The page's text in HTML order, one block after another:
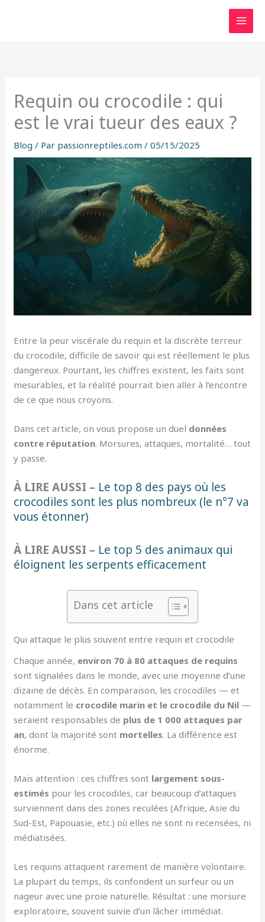
Requin ou crocodile : qui
est le vrai tueur des eaux ?
Blog / Par passionreptiles.com/05/15/2025
Entre la peur viscérale du requin et la discrète terreur
du crocodile, difficile de savoir qui est réellement le plus
dangereux. Pourtant, les chiffres existent, les faits sont
mesurables, et la réalité pourrait bien aller à l’encontre
de ce que nous croyons.
Dans cet article, on vous propose un duel données
contre réputation. Morsures, attaques, mortalité… tout
y passe.
À LIRE AUSSI – Le top 8 des pays où les
crocodiles sont les plus nombreux (le n°7 va
vous étonner)
À LIRE AUSSI – Le top 5 des animaux qui
éloignent les serpents efficacement
Dans cet article
Qui attaque le plus souvent entre requin et crocodile
Chaque année, environ 70 à 80 attaques de requins
sont signalées dans le monde, avec une moyenne d’une
dizaine de décès. En comparaison, les crocodiles — et
notamment le crocodile marin et le crocodile du Nil —
seraient responsables de plus de 1 000 attaques par
an, dont la majorité sont mortelles. La différence est
énorme.
Mais attention : ces chiffres sont largement sous-
estimés pour les crocodiles, car beaucoup d’attaques
surviennent dans des zones reculées (Afrique, Asie du
Sud-Est, Papouasie, etc.) où elles ne sont ni recensées, ni
médiatisées.
Les requins attaquent rarement de manière volontaire.
La plupart du temps, ils confondent un surfeur ou un
nageur avec une proie naturelle. Résultat : une morsure
exploratoire, souvent suivie d’un lâcher immédiat.